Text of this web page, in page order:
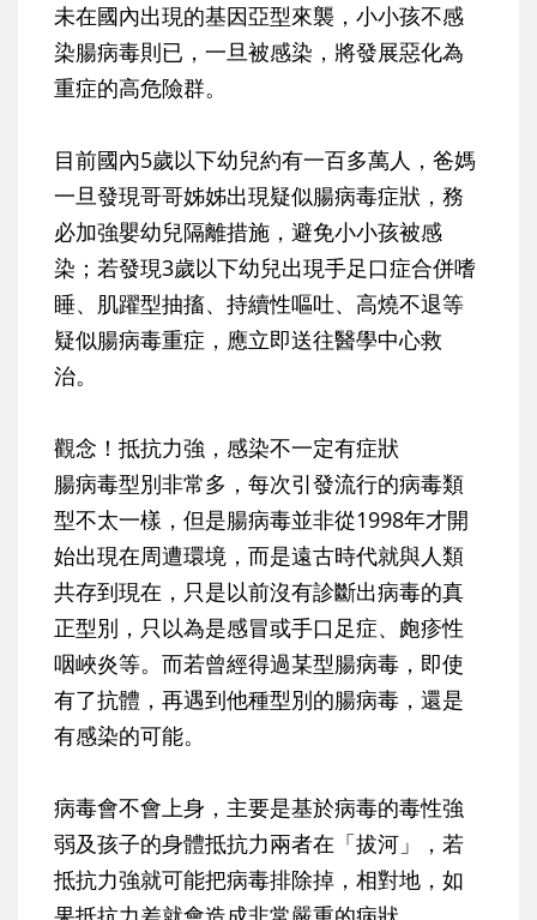
未在國內出現的基因亞型來襲，小小孩不感
染腸病毒則已，一旦被感染，將發展惡化為
重症的高危險群。
目前國內5歲以下幼兒約有一百多萬人， 爸媽
一旦發現哥哥姊姊出現疑似腸病毒症狀，務
必加強嬰幼兒隔離措施，避免小小孩被感
染；若發現3歲以下幼兒出現手足口症合併嗜
睡、肌躍型抽搐、持續性嘔吐、高燒不退等
疑似腸病毒重症，應立即送往醫學中心救
治。
觀念！抵抗力強，感染不一定有症狀
腸病毒型別非常多，每次引發流行的病毒類
型不太一樣，但是腸病毒並非從1998年才開
始出現在周遭環境，而是遠古時代就與人類
共存到現在，只是以前沒有診斷出病毒的真
正型別，只以為是感冒或手口足症、皰疹性
咽峽炎等。而若曾經得過某型腸病毒，即使
有了抗體，再遇到他種型別的腸病毒，還是
有感染的可能。
病毒會不會上身，主要是基於病毒的毒性強
弱及孩子的身體抵抗力兩者在「拔河」，若
抵抗力強就可能把病毒排除掉，相對地，如